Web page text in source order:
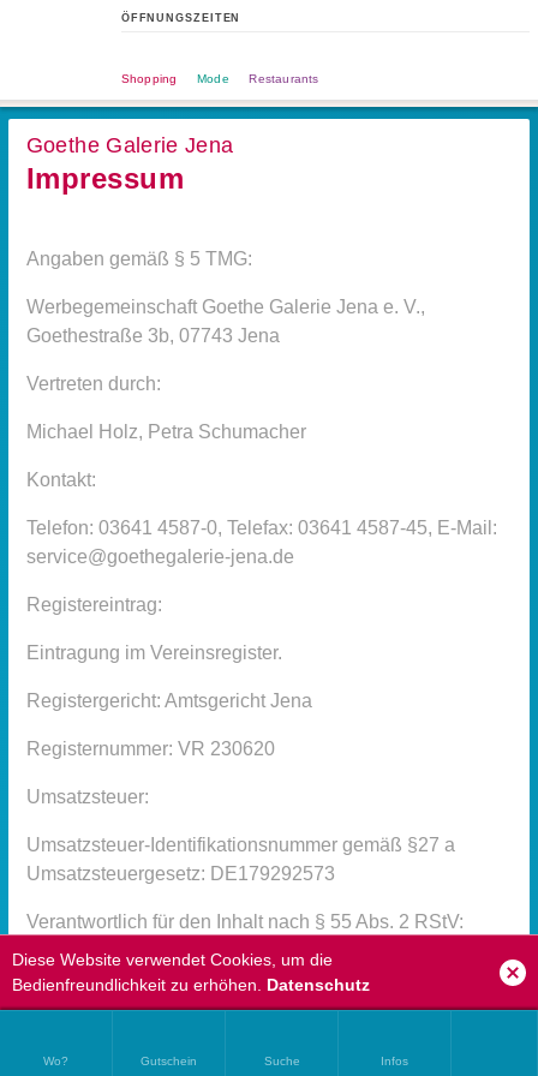
Diese Website verwendet Cookies, um die
Bedienfreundlichkeit zu erhöhen.
Datenschutz
ÖFFNUNGSZEITEN
Shopping Mode Restaurants
Goethe Galerie Jena
Impressum
Angaben gemäß § 5 TMG:
Werbegemeinschaft Goethe Galerie Jena e. V.,
Goethestraße 3b, 07743 Jena
Vertreten durch:
Michael Holz, Petra Schumacher
Kontakt:
Telefon: 03641 4587-0, Telefax: 03641 4587-45, E-Mail:
service@goethegalerie-jena.de
Registereintrag:
Eintragung im Vereinsregister.
Registergericht: Amtsgericht Jena
Registernummer: VR 230620
Umsatzsteuer:
Umsatzsteuer-Identifikationsnummer gemäß §27 a
Umsatzsteuergesetz: DE179292573
Verantwortlich für den Inhalt nach § 55 Abs. 2 RStV:
Werbegemeinschaft Goethe Galerie Jena e. V., Michael
Wo? Gutschein Suche Infos